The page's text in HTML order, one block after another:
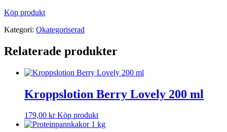
Köp produkt
Kategori: Okategoriserad
Relaterade produkter
Kroppslotion Berry Lovely 200 ml
179,00 kr Köp produkt